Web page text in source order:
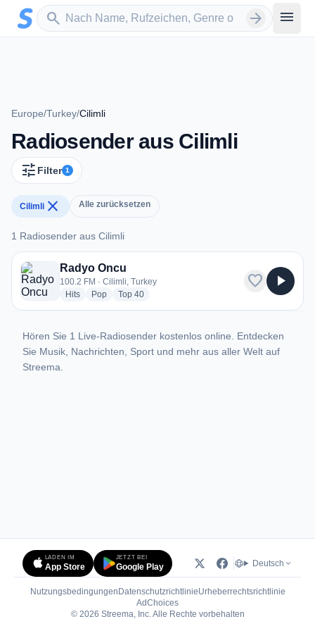
Zum Hauptinhalt springen
search
Sender suchen arrow_forward menu
Europe/Turkey/Cilimli
Radiosender aus Cilimli
tune Filter 1
Cilimli close Alle zurücksetzen
1 Radiosender aus Cilimli
1 Radiosender aus Cilimli
Radyo Oncu
100.2 FM · Cilimli, Turkey
Hitsradio stations
Popradio stations
Top 40radio stations
favorite play_arrow
Hören Sie 1 Live-Radiosender kostenlos online. Entdecken
Sie Musik, Nachrichten, Sport und mehr aus aller Welt auf
Streema.
LADEN IM
App Store
JETZT BEI
Google Play Deutsch
Nutzungsbedingungen DatenschutzrichtlinieUrheberrechtsrichtlinie
AdChoices(öffnet in neuem Tab)
© 2026 Streema, Inc. Alle Rechte vorbehalten